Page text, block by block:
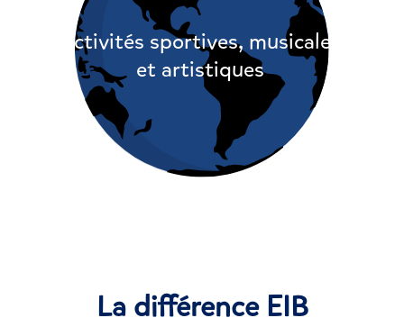
Activités sportives, musicales
et artistiques
La différence EIB